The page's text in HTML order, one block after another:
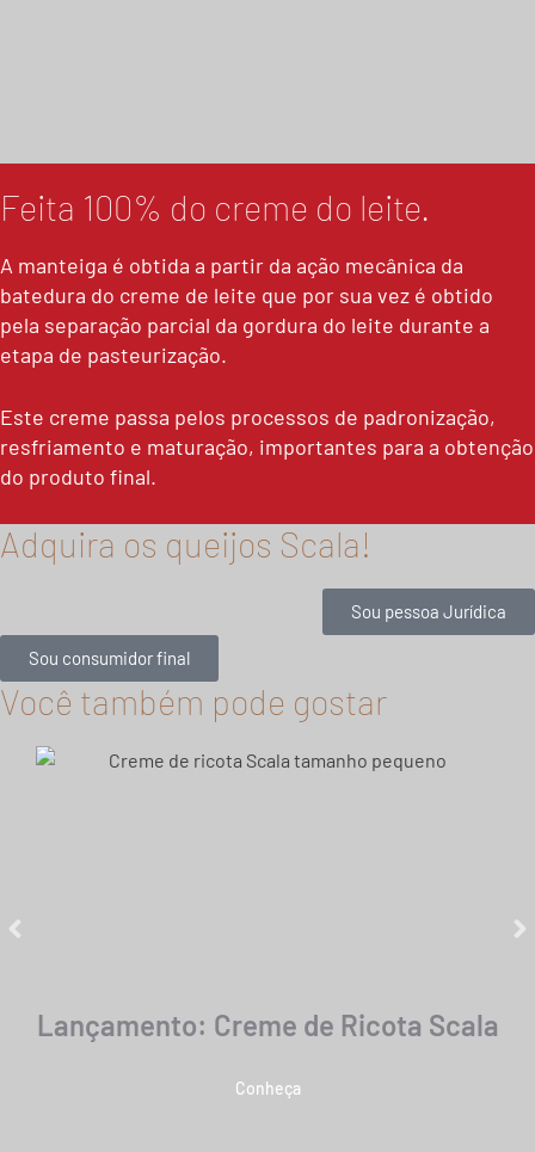
Feita 100% do creme do leite.
A manteiga é obtida a partir da ação mecânica da
batedura do creme de leite que por sua vez é obtido
pela separação parcial da gordura do leite durante a
etapa de pasteurização.
Este creme passa pelos processos de padronização,
resfriamento e maturação, importantes para a obtenção
do produto final.
Adquira os queijos Scala!
Sou pessoa Jurídica
Sou consumidor final
Você também pode gostar
Lançamento: Creme de Ricota Scala
Conheça